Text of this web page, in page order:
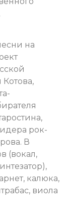
на
рок-
В
(вокал,
калюка,
виола